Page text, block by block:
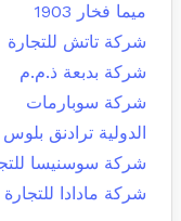
ميما فخار 1903
شركة تاتش للتجارة
شركة بدبعة ذ.م.م
شركة سوبارمات
الدولية ترادنق بلوس
شركة سوسنيسا
شركة مادادا للتجارة